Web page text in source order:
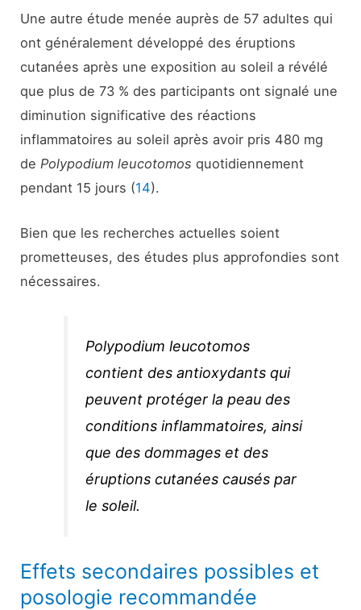
Une autre étude menée auprès de 57 adultes qui
ont généralement développé des éruptions
cutanées après une exposition au soleil a révélé
que plus de 73 % des participants ont signalé une
diminution significative des réactions
inflammatoires au soleil après avoir pris 480 mg
dePolypodium leucotomos quotidiennement
pendant 15 jours (14).
Bien que les recherches actuelles soient
prometteuses, des études plus approfondies sont
nécessaires.
Polypodium leucotomos
contient des antioxydants qui
peuvent protéger la peau des
conditions inflammatoires, ainsi
que des dommages et des
éruptions cutanées causés par
le soleil.
Effets secondaires possibles et
posologie recommandée